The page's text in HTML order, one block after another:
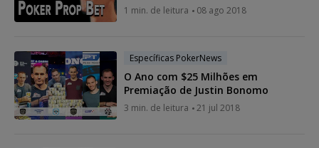
1 min. de leitura 08 ago 2018
Específicas PokerNews
O Ano com $25 Milhões em
Premiação de Justin Bonomo
3 min. de leitura 21 jul 2018